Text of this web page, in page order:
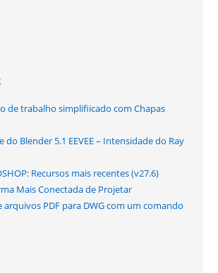
de trabalho simplifiicado com Chapas
Blender 5.1 EEVEE – Intensidade do Ray
Recursos mais recentes (v27.6)
Mais Conectada de Projetar
PDF para DWG com um comando